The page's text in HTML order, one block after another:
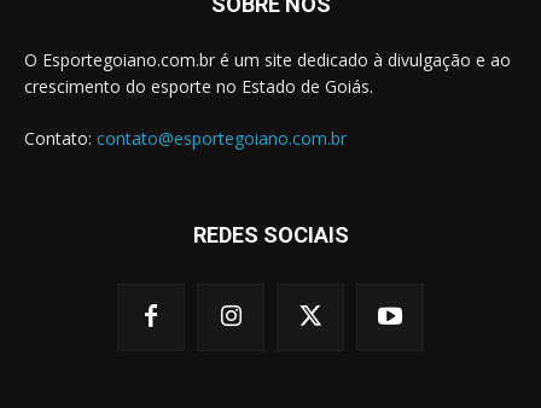
O Esportegoiano.com.br é um site dedicado à divulgação e ao
crescimento do esporte no Estado de Goiás.
Contato: contato@esportegoiano.com.br
REDES SOCIAIS